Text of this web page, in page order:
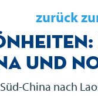
zurück
und
China nach